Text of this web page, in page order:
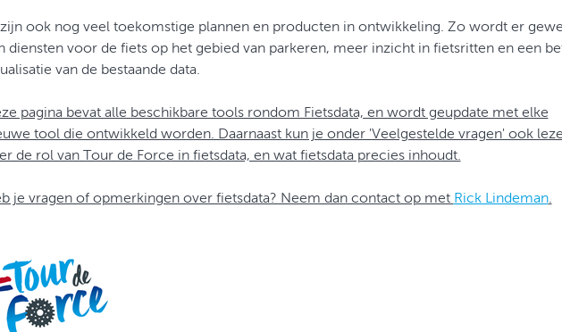
zijn ook nog veel toekomstige plannen en producten in ontwikkeling. Zo wordt er
diensten voor de fiets op het gebied van parkeren, meer inzicht in fietsritten en een
van de bestaande data.
pagina bevat alle beschikbare tools rondom Fietsdata, en wordt geupdate met elke
tool die ontwikkeld worden. Daarnaast kun je onder 'Veelgestelde vragen' ook
de rol van Tour de Force in fietsdata, en wat fietsdata precies inhoudt.
je vragen of opmerkingen over fietsdata? Neem dan contact op met Rick Lindeman.